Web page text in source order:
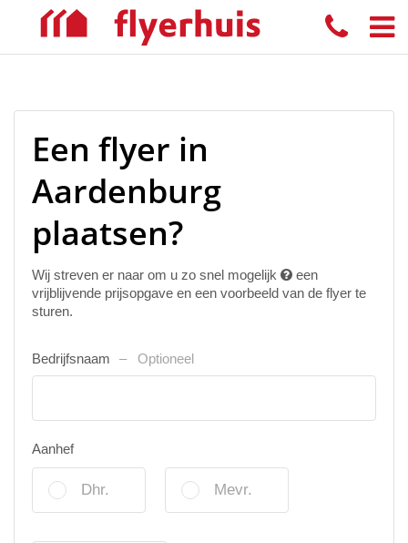
Een flyer in
Aardenburg
plaatsen?
Wij streven er naar om u zo snel mogelijk
een
vrijblijvende prijsopgave en een voorbeeld van de flyer te
sturen.
Bedrijfsnaam Optioneel
Aanhef
Dhr. Mevr.